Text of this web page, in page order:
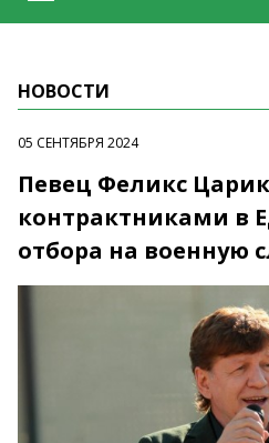
НОВОСТИ
05 СЕНТЯБРЯ 2024
Певец Феликс
контрактниками в
отбора на военную